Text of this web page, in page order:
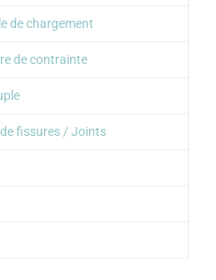
de chargement
de contrainte
fissures / Joints